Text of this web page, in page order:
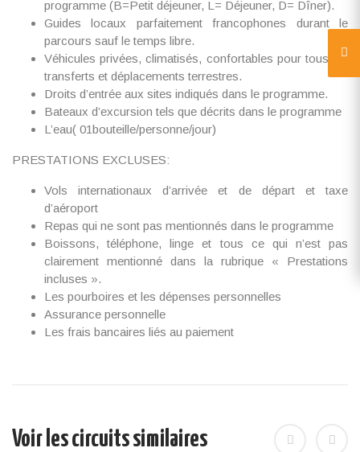
programme (B=Petit déjeuner, L= Déjeuner, D= Dîner).
Guides locaux parfaitement francophones durant le
parcours sauf le temps libre.
Véhicules privées, climatisés, confortables pour tous les
transferts et déplacements terrestres.
Droits d’entrée aux sites indiqués dans le programme.
Bateaux d’excursion tels que décrits dans le programme
L’eau( 01bouteille/personne/jour)
PRESTATIONS EXCLUSES:
Vols internationaux d’arrivée et de départ et taxe
d’aéroport
Repas qui ne sont pas mentionnés dans le programme
Boissons, téléphone, linge et tous ce qui n’est pas
clairement mentionné dans la rubrique « Prestations
incluses ».
Les pourboires et les dépenses personnelles
Assurance personnelle
Les frais bancaires liés au paiement
Voir les circuits similaires